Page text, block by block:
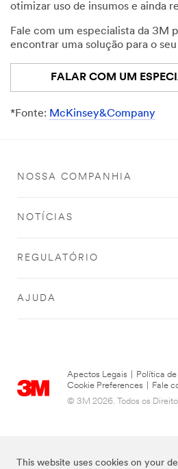
This website uses cookies on your
otimizar uso de insumos e ainda
Fale com um especialista da 3M
encontrar uma solução para o
FALAR COM UM
*Fonte: McKinsey&Company
NOSSA COMPANHIA
NOTÍCIAS
REGULATÓRIO
AJUDA
Apectos Legais Política
Cookie Preferences
Fale
© 3M 2026. Todos os